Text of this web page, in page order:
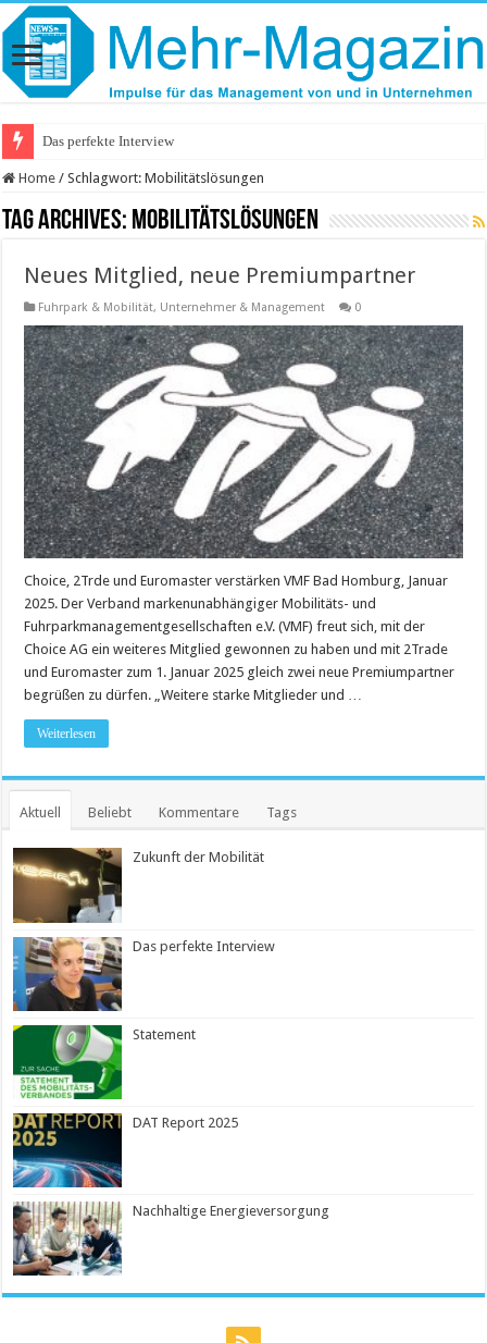
Das perfekte Interview
Home / Schlagwort:Mobilitätslösungen
Tag Archives: Mobilitätslösungen
Neues Mitglied, neue Premiumpartner
Fuhrpark & Mobilität, Unternehmer & Management 0
Choice, 2Trde und Euromaster verstärken VMF Bad Homburg, Januar
2025. Der Verband markenunabhängiger Mobilitäts- und
Fuhrparkmanagementgesellschaften e.V. (VMF) freut sich, mit der
Choice AG ein weiteres Mitglied gewonnen zu haben und mit 2Trade
und Euromaster zum 1. Januar 2025 gleich zwei neue Premiumpartner
begrüßen zu dürfen. „Weitere starke Mitglieder und …
Weiterlesen
Aktuell Beliebt Kommentare Tags
Zukunft der Mobilität
Das perfekte Interview
Statement
DAT Report 2025
Nachhaltige Energieversorgung